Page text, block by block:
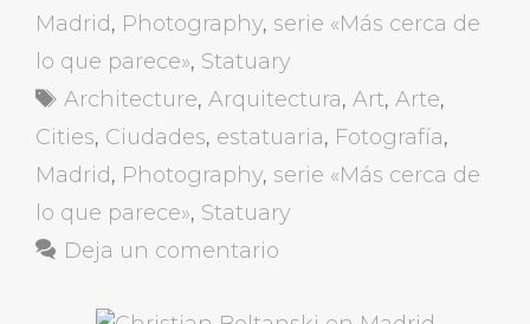
Madrid, Photography, serie «Más cerca de
lo que parece», Statuary
Etiquetas
Architecture,Arquitectura,Art,Arte,
Cities, Ciudades, estatuaria, Fotografía,
Madrid, Photography, serie «Más cerca de
lo que parece», Statuary
Deja un comentario